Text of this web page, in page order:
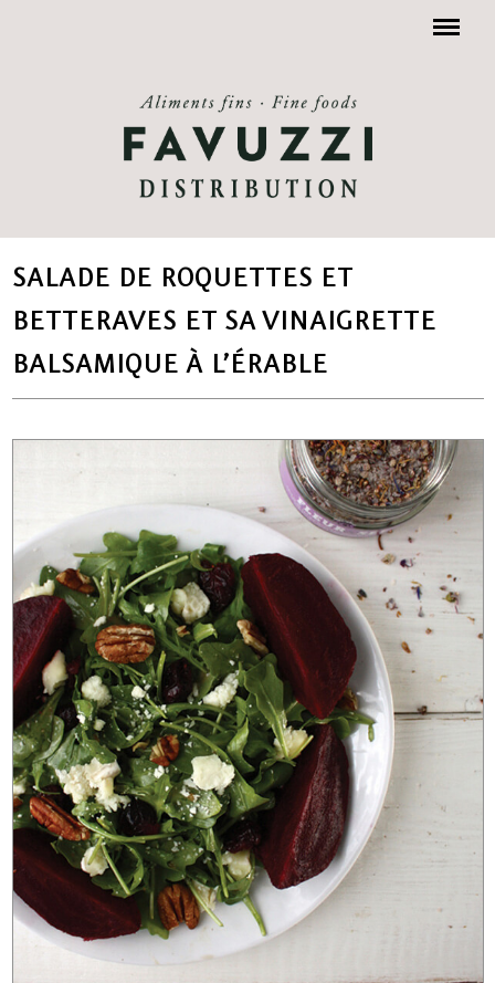
Menu
SALADE DE ROQUETTES ET
BETTERAVES ET SA VINAIGRETTE
BALSAMIQUE À L’ÉRABLE